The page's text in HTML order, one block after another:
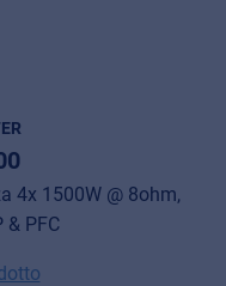
4x 1500W @ 8ohm,
& PFC